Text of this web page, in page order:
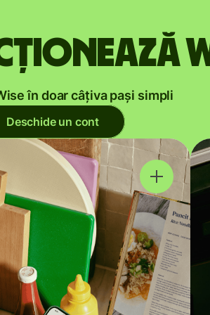
în doar câțiva pași simpli
Deschide un cont